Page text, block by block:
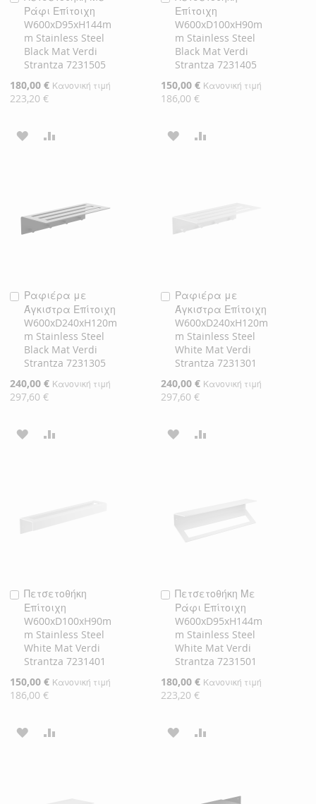
Ράφι Επίτοιχη
W600xD95xH144m
m Stainless Steel
Black Mat Verdi
Strantza 7231505
Ειδική
Τιμή
180,00 € Κανονική τιμή
223,20 €
στο
Καλάθι
ΠΡΟΣΘΉΚΗ
ΕΠΙΘΥΜΙΏΝ
Επίτοιχη
W600xD100xH90m
m Stainless Steel
Black Mat Verdi
Strantza 7231405
Ειδική
Τιμή
150,00 € Κανονική τιμή
186,00 €
στο
Καλάθι
ΠΡΟΣΘΉΚΗ
ΕΠΙΘΥΜΙΏΝ
Ραφιέρα με
Άγκιστρα Επίτοιχη
W600xD240xH120m
m Stainless Steel
Black Mat Verdi
Strantza 7231305
Ειδική
Τιμή
240,00 € Κανονική τιμή
297,60 €
Προσθήκη
στο
Καλάθι
ΠΡΟΣΘΉΚΗ
Ραφιέρα με
Άγκιστρα Επίτοιχη
W600xD240xH120m
m Stainless Steel
White Mat Verdi
Strantza 7231301
Ειδική
Τιμή
240,00 € Κανονική τιμή
297,60 €
Προσθήκη
στο
Καλάθι
ΠΡΟΣΘΉΚΗ
ΕΠΙΘΥΜΙΏΝ
Πετσετοθήκη
Επίτοιχη
W600xD100xH90m
m Stainless Steel
White Mat Verdi
Strantza 7231401
Ειδική
Τιμή
150,00 € Κανονική τιμή
186,00 €
Προσθήκη
στο
Καλάθι
ΠΡΟΣΘΉΚΗ
Πετσετοθήκη Με
Ράφι Επίτοιχη
W600xD95xH144m
m Stainless Steel
White Mat Verdi
Strantza 7231501
Ειδική
Τιμή
180,00 € Κανονική τιμή
223,20 €
Προσθήκη
στο
Καλάθι
ΠΡΟΣΘΉΚΗ